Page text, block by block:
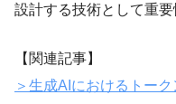
設計する技術として重要
【関連記事】
＞生成AIにおけるトー